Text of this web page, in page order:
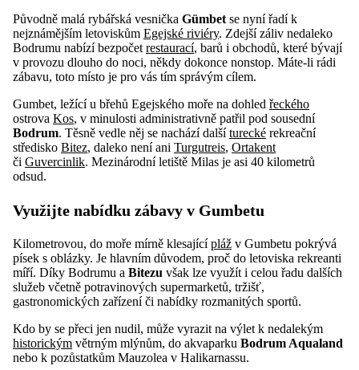
Původně malá rybářská vesnička Gümbet se nyní řadí k
nejznámějším letoviskům Egejské riviéry. Zdejší záliv nedaleko
Bodrumu nabízí bezpočet restaurací, barů i obchodů, které bývají
v provozu dlouho do noci, někdy dokonce nonstop. Máte-li rádi
zábavu, toto místo je pro vás tím správým cílem.
Gumbet, ležící u břehů Egejského moře na dohled řeckého
ostrova Kos, v minulosti administrativně patřil pod sousední
Bodrum. Těsně vedle něj se nachází dalšíturecké rekreační
středisko Bitez, daleko není ani Turgutreis, Ortakent
či Guvercinlik. Mezinárodní letiště Milas je asi 40 kilometrů
odsud.
Využijte nabídku zábavy v Gumbetu
Kilometrovou, do moře mírně klesajícípláž v Gumbetu pokrývá
písek s oblázky. Je hlavním důvodem, proč do letoviska rekreanti
míří. Díky Bodrumu a Bitezu však lze využít i celou řadu dalších
služeb včetně potravinových supermarketů, tržišť,
gastronomických zařízení či nabídky rozmanitých sportů.
Kdo by se přeci jen nudil, může vyrazit na výlet k nedalekým
historickým větrným mlýnům, do akvaparku Bodrum Aqualand
nebo k pozůstatkům Mauzolea v Halikarnassu.